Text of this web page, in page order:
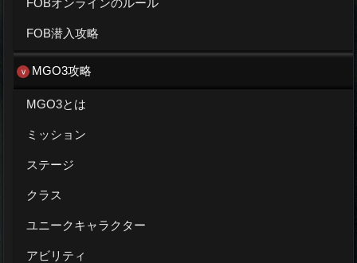
FOBオンラインのルール
FOB潜入攻略
MGO3攻略
MGO3とは
ミッション
ステージ
クラス
ユニークキャラクター
アビリティ